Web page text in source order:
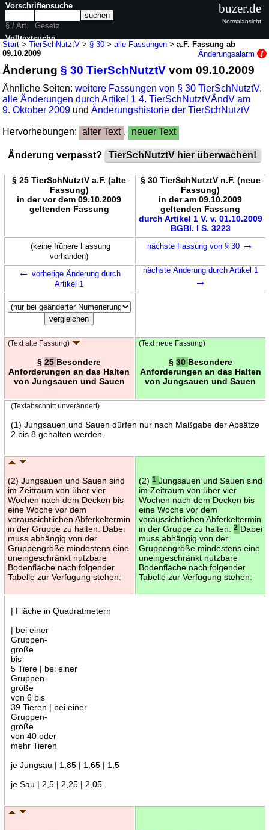
Start >TierSchNutztV > § 30 >alle Fassungen >a.F. Fassung ab
09.10.2009
Änderungsalarm
Änderung§ 30 TierSchNutztV vom 09.10.2009
Ähnliche Seiten:weitere Fassungen von § 30 TierSchNutztV,
alle Änderungen durch Artikel 1 4. TierSchNutztVÄndV am
9. Oktober 2009 undÄnderungshistorie der TierSchNutztV
Hervorhebungen: alter Text , neuer Text
Änderung verpasst? TierSchNutztV hier überwachen!
§ 25 TierSchNutztV a.F. (alte
Fassung)
in der vor dem 09.10.2009
geltenden Fassung
§ 30 TierSchNutztV n.F. (neue
Fassung)
in der am 09.10.2009
geltenden Fassung
durch Artikel 1 V. v. 01.10.2009
BGBl. I S. 3223
(keine frühere Fassung
vorhanden)
nächste Fassung von § 30 →
← vorherige Änderung durch
Artikel 1
nächste Änderung durch Artikel 1
→
(Text alte Fassung)
§ 25 Besondere
Anforderungen an das Halten
von Jungsauen und Sauen
(Text neue Fassung)
§ 30 Besondere
Anforderungen an das Halten
von Jungsauen und Sauen
(Textabschnitt unverändert)
(1) Jungsauen und Sauen dürfen nur nach Maßgabe der Absätze
2 bis 8 gehalten werden.
(2) Jungsauen und Sauen sind
im Zeitraum von über vier
Wochen nach dem Decken bis
eine Woche vor dem
voraussichtlichen Abferkeltermin
in der Gruppe zu halten. Dabei
muss abhängig von der
Gruppengröße mindestens eine
uneingeschränkt nutzbare
Bodenfläche nach folgender
Tabelle zur Verfügung stehen:
(2) 1 Jungsauen und Sauen sind
im Zeitraum von über vier
Wochen nach dem Decken bis
eine Woche vor dem
voraussichtlichen Abferkeltermin
in der Gruppe zu halten.
2 Dabei
muss abhängig von der
Gruppengröße mindestens eine
uneingeschränkt nutzbare
Bodenfläche nach folgender
Tabelle zur Verfügung stehen:
| Fläche in Quadratmetern
| bei einer
Gruppen-
größe
bis
5 Tiere | bei einer
Gruppen-
größe
von 6 bis
39 Tieren | bei einer
Gruppen-
größe
von 40 oder
mehr Tieren
je Jungsau | 1,85 | 1,65 | 1,5
je Sau | 2,5 | 2,25 | 2,05.
Vorschriftensuche
§ / Art.
Gesetz
Volltextsuche
buzer.de
Normalansicht